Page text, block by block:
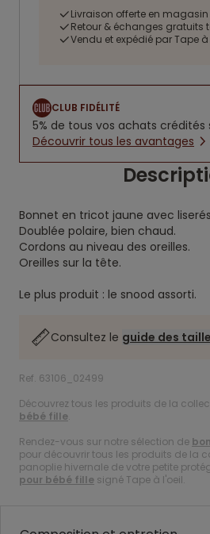
Livraison offerte en
Retour & échanges gratuits
Vendu et expédié par Tape à
CLUB FIDÉLITÉ
5% de tous vos achats
Découvrir tous les avantages
Bonnet en tricot jaune avec
Doublée polaire, bien chaud.
Cordons au niveau des oreilles.
Oreilles sur la tête.
Le plus produit : le snood assorti.
Consultez le guide des
Ref. 63106_02499
Découvrez tous les produits de la
bébé fille.
Rendez-vous sur notre sélection de
pour découvrir tous les produits de la
panoplie hivernale de votre petite
pour bébé fille signé Tape à l'oeil.